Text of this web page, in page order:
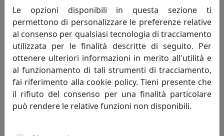
OROLOGIO DA PARETE FREEBIRD 2485B BIANCO
Progetti
392,00 €
Le opzioni disponibili in questa sezione ti
permettono di personalizzare le preferenze relative
al consenso per qualsiasi tecnologia di tracciamento
utilizzata per le finalità descritte di seguito. Per
ottenere ulteriori informazioni in merito all'utilità e
al funzionamento di tali strumenti di tracciamento,
fai riferimento alla cookie policy. Tieni presente che
il rifiuto del consenso per una finalità particolare
può rendere le relative funzioni non disponibili.